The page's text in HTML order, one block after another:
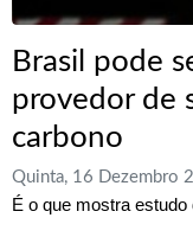
Brasil pode
provedor de
carbono
Quinta, 16 Dezembro
É o que mostra